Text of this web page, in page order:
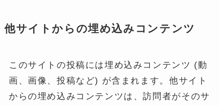
他サイトからの埋め込みコンテンツ
このサイトの投稿には埋め込みコンテンツ (動
画、画像、投稿など) が含まれます。他サイト
からの埋め込みコンテンツは、訪問者がそのサ